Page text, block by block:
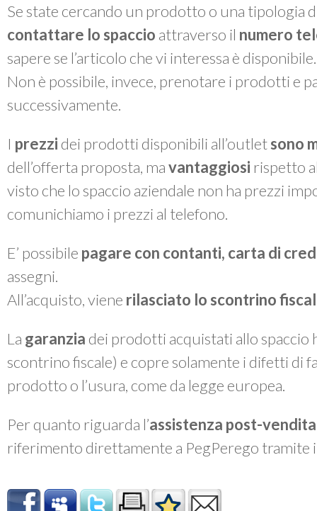
Se state cercando un prodotto o una tipologia
contattare lo spaccio attraverso il numero
sapere se l’articolo che vi interessa è disponibile.
Non è possibile, invece, prenotare i prodotti e
successivamente.
I prezzi dei prodotti disponibili all’outletsono
dell’offerta proposta, mavantaggiosi rispetto
visto che lo spaccio aziendale non ha prezzi
comunichiamo i prezzi al telefono.
E’ possibile pagare con contanti, carta di
assegni.
All’acquisto, viene rilasciato lo scontrino
La garanzia dei prodotti acquistati allo spaccio
scontrino fiscale) e copre solamente i difetti di
prodotto o l’usura, come da legge europea.
Per quanto riguarda l’assistenza post-vendita
riferimento direttamente a PegPerego tramite